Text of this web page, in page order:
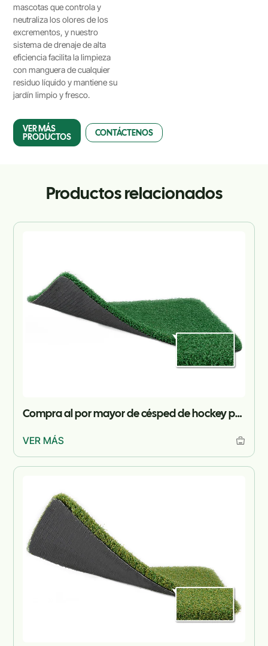
mascotas que controla y
neutraliza los olores de los
excrementos, y nuestro
sistema de drenaje de alta
eficiencia facilita la limpieza
con manguera de cualquier
residuo líquido y mantiene su
jardín limpio y fresco.
VER MÁS
PRODUCTOS CONTÁCTENOS
Productos relacionados
Compra al por mayor de césped de hockey para proyectos
VER MÁS